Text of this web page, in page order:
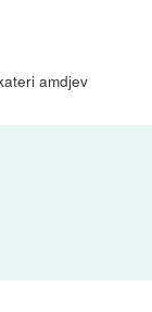
amdjev